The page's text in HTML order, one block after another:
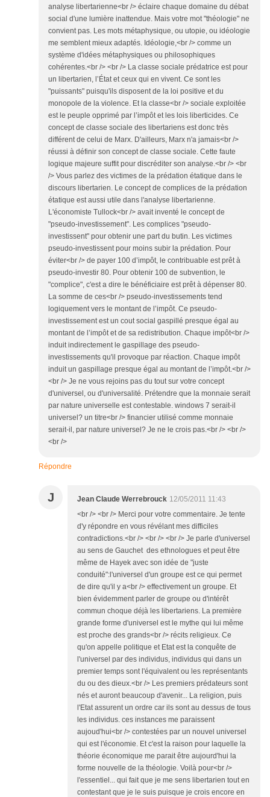
analyse libertarienne<br /> éclaire chaque domaine du débat
social d'une lumière inattendue. Mais votre mot "théologie" ne
convient pas. Les mots métaphysique, ou utopie, ou idéologie
me semblent mieux adaptés. Idéologie,<br /> comme un
système d'idées métaphysiques ou philosophiques
cohérentes.<br /> <br /> La classe sociale prédatrice est pour
un libertarien, l’État et ceux qui en vivent. Ce sont les
"puissants" puisqu'ils disposent de la loi positive et du
monopole de la violence. Et la classe<br /> sociale exploitée
est le peuple opprimé par l’impôt et les lois liberticides. Ce
concept de classe sociale des libertariens est donc très
différent de celui de Marx. D'ailleurs, Marx n'a jamais<br />
réussi à définir son concept de classe sociale. Cette faute
logique majeure suffit pour discréditer son analyse.<br /> <br
/> Vous parlez des victimes de la prédation étatique dans le
discours libertarien. Le concept de complices de la prédation
étatique est aussi utile dans l'analyse libertarienne.
L'économiste Tullock<br /> avait inventé le concept de
"pseudo-investissement". Les complices "pseudo-
investissent" pour obtenir une part du butin. Les victimes
pseudo-investissent pour moins subir la prédation. Pour
éviter<br /> de payer 100 d’impôt, le contribuable est prêt à
pseudo-investir 80. Pour obtenir 100 de subvention, le
"complice", c'est a dire le bénéficiaire est prêt à dépenser 80.
La somme de ces<br /> pseudo-investissements tend
logiquement vers le montant de l’impôt. Ce pseudo-
investissement est un cout social gaspillé presque égal au
montant de l’impôt et de sa redistribution. Chaque impôt<br />
induit indirectement le gaspillage des pseudo-
investissements qu'il provoque par réaction. Chaque impôt
induit un gaspillage presque égal au montant de l’impôt.<br />
<br /> Je ne vous rejoins pas du tout sur votre concept
d'universel, ou d'universalité. Prétendre que la monnaie serait
par nature universelle est contestable. windows 7 serait-il
universel? un titre<br /> financier utilisé comme monnaie
serait-il, par nature universel? Je ne le crois pas.<br /> <br />
<br />
Répondre
J Jean Claude Werrebrouck 12/05/2011 11:43
<br /> <br /> Merci pour votre commentaire. Je tente
d'y répondre en vous révélant mes difficiles
contradictions.<br /> <br /> <br /> Je parle d'universel
au sens de Gauchet des ethnologues et peut être
même de Hayek avec son idée de "juste
conduité":l'universel d'un groupe est ce qui permet
de dire qu'il y a<br /> effectivement un groupe. Et
bien évidemment parler de groupe ou d'intérêt
commun choque déjà les libertariens. La première
grande forme d'universel est le mythe qui lui même
est proche des grands<br /> récits religieux. Ce
qu'on appelle politique et Etat est la conquête de
l'universel par des individus, individus qui dans un
premier temps sont l'équivalent ou les représentants
du ou des dieux.<br /> Les premiers prédateurs sont
nés et auront beaucoup d'avenir... La religion, puis
l'Etat assurent un ordre car ils sont au dessus de tous
les individus. ces instances me paraissent
aujoud'hui<br /> contestées par un nouvel universel
qui est l'économie. Et c'est la raison pour laquelle la
théorie économique me parait être aujourd'hui la
forme nouvelle de la théologie. Voilà pour<br />
l'essentiel... qui fait que je me sens libertarien tout en
contestant que je le suis puisque je crois encore en